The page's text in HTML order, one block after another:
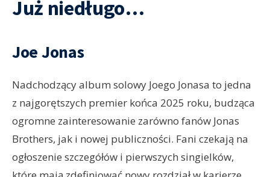
Już niedługo…
Joe Jonas
Nadchodzący album solowy Joego Jonasa to jedna
z najgorętszych premier końca 2025 roku, budząca
ogromne zainteresowanie zarówno fanów Jonas
Brothers, jak i nowej publiczności. Fani czekają na
ogłoszenie szczegółów i pierwszych singielków,